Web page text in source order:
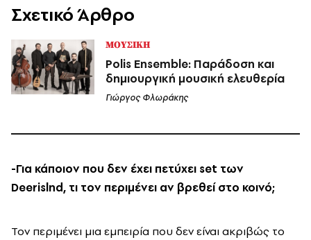
Σχετικό Άρθρο
ΜΟΥΣΙΚΗ
Polis Ensemble: Παράδοση και
δημιουργική μουσική ελευθερία
Γιώργος Φλωράκης
-Για κάποιον που δεν έχει πετύχει set των
Deerislnd, τι τον περιμένει αν βρεθεί στο κοινό;
Τον περιμένει μια εμπειρία που δεν είναι ακριβώς το